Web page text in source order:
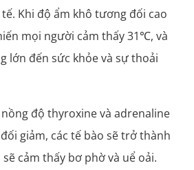
Khi độ ẩm khô tương đối cao
mọi người cảm thấy 31℃, và
lớn đến sức khỏe và sự thoải
độ thyroxine và adrenaline
giảm, các tế bào sẽ trở thành
cảm thấy bơ phờ và uể oải.